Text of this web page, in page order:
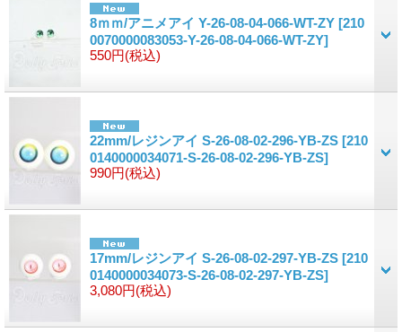
8ｍｍ/アニメアイ Y-26-08-04-066-WT-ZY [210
0070000083053-Y-26-08-04-066-WT-ZY]
550円(税込)
22mm/レジンアイ S-26-08-02-296-YB-ZS [210
0140000034071-S-26-08-02-296-YB-ZS]
990円(税込)
17mm/レジンアイ S-26-08-02-297-YB-ZS [210
0140000034073-S-26-08-02-297-YB-ZS]
3,080円(税込)